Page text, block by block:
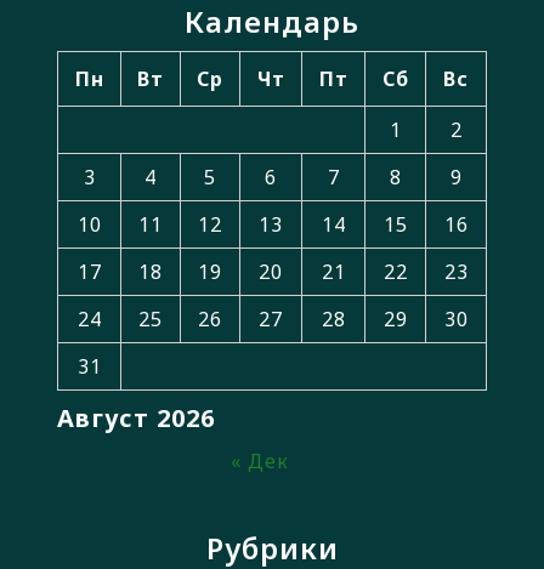
Календарь
Август 2026
Пн Вт Ср Чт Пт Сб
Вс
1
2
3
4 5 6 7 8
9
10
11 12 13 14 15
16
17
18 19 20 21 22
23
24
25 26 27 28 29
30
31
« Дек
Рубрики